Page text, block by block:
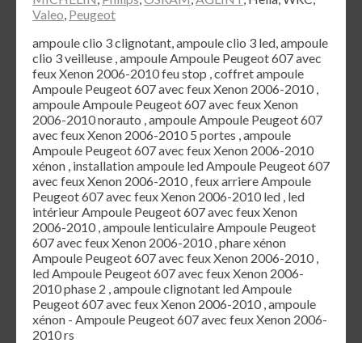
Valeo, Peugeot
ampoule clio 3 clignotant, ampoule clio 3 led, ampoule
clio 3 veilleuse , ampoule Ampoule Peugeot 607 avec
feux Xenon 2006-2010 feu stop , coffret ampoule
Ampoule Peugeot 607 avec feux Xenon 2006-2010 ,
ampoule Ampoule Peugeot 607 avec feux Xenon
2006-2010 norauto , ampoule Ampoule Peugeot 607
avec feux Xenon 2006-2010 5 portes , ampoule
Ampoule Peugeot 607 avec feux Xenon 2006-2010
xénon , installation ampoule led Ampoule Peugeot 607
avec feux Xenon 2006-2010 , feux arriere Ampoule
Peugeot 607 avec feux Xenon 2006-2010 led , led
intérieur Ampoule Peugeot 607 avec feux Xenon
2006-2010 , ampoule lenticulaire Ampoule Peugeot
607 avec feux Xenon 2006-2010 , phare xénon
Ampoule Peugeot 607 avec feux Xenon 2006-2010 ,
led Ampoule Peugeot 607 avec feux Xenon 2006-
2010 phase 2 , ampoule clignotant led Ampoule
Peugeot 607 avec feux Xenon 2006-2010 , ampoule
xénon - Ampoule Peugeot 607 avec feux Xenon 2006-
2010 rs